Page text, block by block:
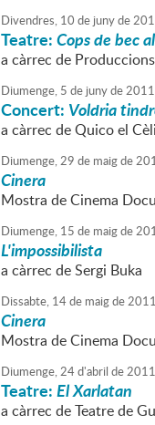
Divendres, 10 de junyde
Teatre:Cops de bec
a càrrec de
Diumenge, 5 de junyde2011
Concert: Voldria
a càrrec de Quico el
Diumenge,29 de maigde
Cinera
Mostra de Cinema
Diumenge, 15 de maigde
L'impossibilista
a càrrec de Sergi Buka
Dissabte, 14de maigde2011
Cinera
Mostra de Cinema
Diumenge,24d'abril de2011
Teatre:El Xarlatan
a càrrec de Teatre de